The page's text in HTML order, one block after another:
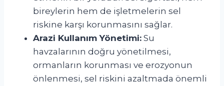
bireylerin hem de işletmelerin sel
riskine karşı korunmasını sağlar.
Arazi Kullanım Yönetimi: Su
havzalarının doğru yönetilmesi,
ormanların korunması ve erozyonun
önlenmesi, sel riskini azaltmada önemli